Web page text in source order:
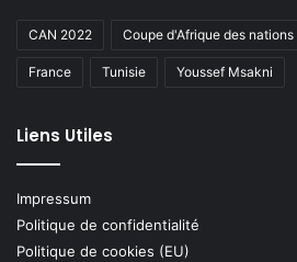
CAN 2022 Coupe d'Afrique des
France Tunisie Youssef Msakni
Liens Utiles
Impressum
Politique de confidentialité
Politique de cookies (EU)